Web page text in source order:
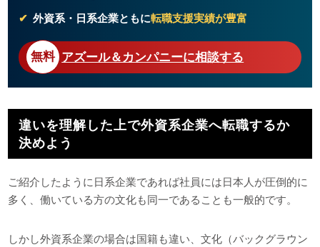
外資系・日系企業ともに転職支援実績が豊富
アズール＆カンパニーに相談する
違いを理解した上で外資系企業へ転職するか
決めよう
ご紹介したように日系企業であれば社員には日本人が圧倒的に
多く、働いている方の文化も同一であることも一般的です。
しかし外資系企業の場合は国籍も違い、文化（バックグラウン